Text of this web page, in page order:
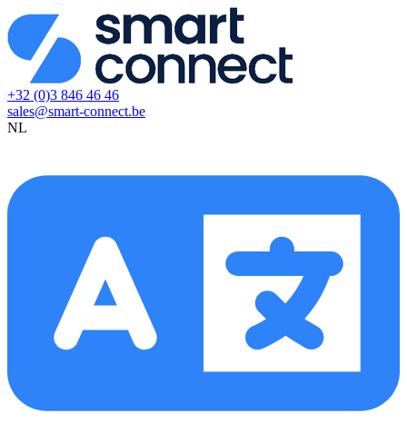
+32 (0)3 846 46 46
sales@smart-connect.be
NL